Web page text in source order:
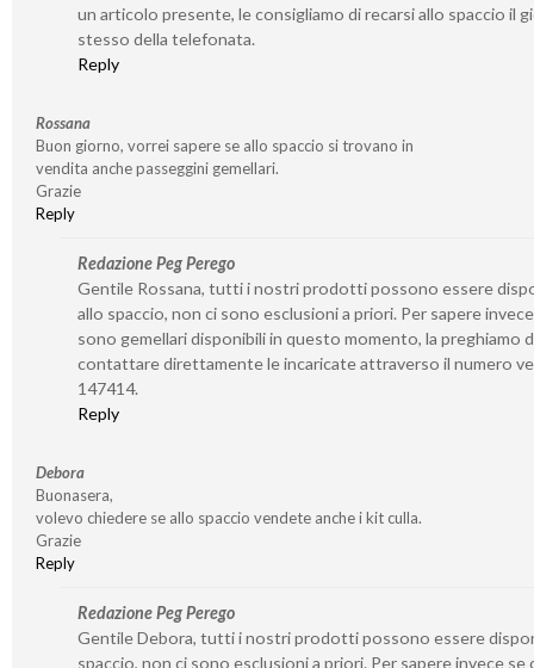
un articolo presente, le consigliamo di recarsi allo spaccio il
stesso della telefonata.
Reply
Rossana
Buon giorno, vorrei sapere se allo spaccio si trovano in
vendita anche passeggini gemellari.
Grazie
Reply
Redazione Peg Perego
Gentile Rossana, tutti i nostri prodotti possono essere
allo spaccio, non ci sono esclusioni a priori. Per sapere
sono gemellari disponibili in questo momento, la preghiamo
contattare direttamente le incaricate attraverso il numero
147414.
Reply
Debora
Buonasera,
volevo chiedere se allo spaccio vendete anche i kit culla.
Grazie
Reply
Redazione Peg Perego
Gentile Debora, tutti i nostri prodotti possono essere
spaccio, non ci sono esclusioni a priori. Per sapere invece se